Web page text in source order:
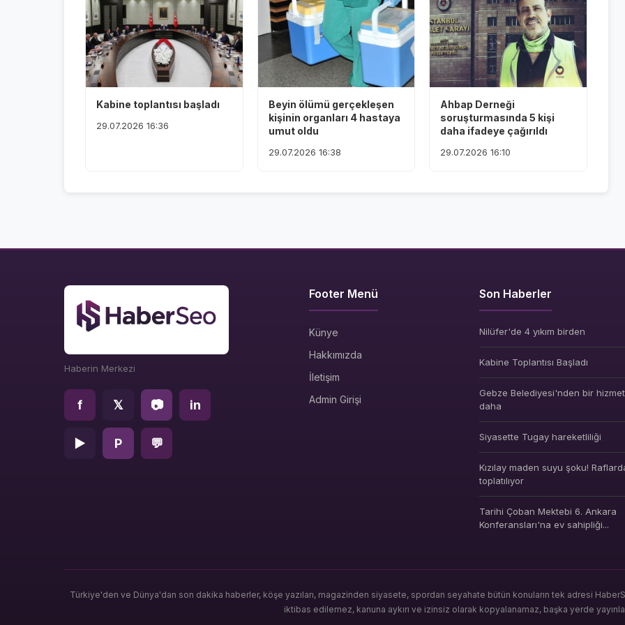
Kabine toplantısı başladı
29.07.2026 16:36
Beyin ölümü gerçekleşen
kişinin organları 4 hastaya
umut oldu
29.07.2026 16:38
Ahbap Derneği
soruşturmasında 5 kişi
daha ifadeye çağırıldı
29.07.2026 16:10
Haberin Merkezi
f 𝕏 📷 in
▶ P 💬
Footer Menü
Künye
Hakkımızda
İletişim
Admin Girişi
Son Haberler
Nilüfer'de 4 yıkım birden
Kabine Toplantısı Başladı
Gebze Belediyesi'nden bir hizmet
daha
Siyasette Tugay hareketliliği
Kızılay maden suyu şoku!
toplatılıyor
Tarihi Çoban Mektebi 6. Ankara
Konferansları'na ev sahipliği...
Türkiye'den ve Dünya'dan son dakika haberler, köşe yazıları, magazinden siyasete, spordan seyahate bütün konuların tek adresi
iktibas edilemez, kanuna aykırı ve izinsiz olarak kopyalanamaz, başka yerde